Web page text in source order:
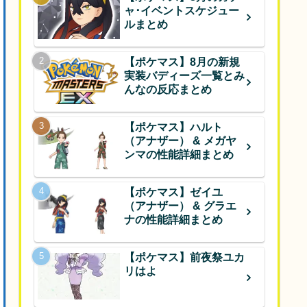
ャ･イベントスケジュー
ルまとめ
【ポケマス】8月の新規
実装バディーズ一覧とみ
んなの反応まとめ
【ポケマス】ハルト
（アナザー） & メガヤ
ンマの性能詳細まとめ
【ポケマス】ゼイユ
（アナザー） & グラエ
ナの性能詳細まとめ
【ポケマス】前夜祭ユカ
リはよ